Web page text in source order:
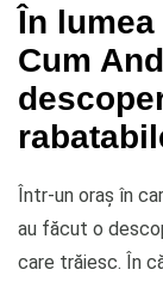
În
Cum
Într-un oraș în
au făcut o
care trăiesc. În